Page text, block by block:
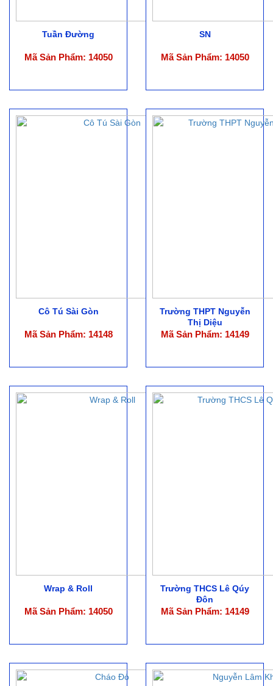
Tuần Đường
Mã Sản Phẩm: 14050
SN
Mã Sản Phẩm: 14050
Cô Tú Sài Gòn
Mã Sản Phẩm: 14148
Trường THPT Nguyễn
Thị Diệu
Mã Sản Phẩm: 14149
Wrap & Roll
Mã Sản Phẩm: 14050
Trường THCS Lê Qúy
Đôn
Mã Sản Phẩm: 14149